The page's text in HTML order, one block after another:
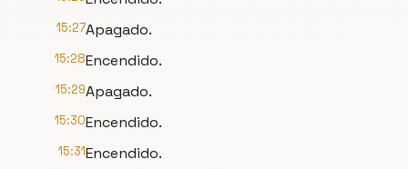
15:27Apagado.
15:28Encendido.
15:29Apagado.
15:30Encendido.
15:31Encendido.